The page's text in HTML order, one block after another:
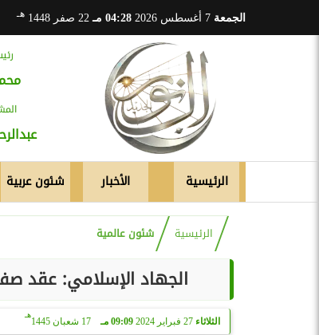
الجمعة 04:28 مـ 22 صفر 1448 هـ
الرئيسية الأخبار شئون عربية
الرئيسية شئون عالمية
الجهاد الإسلامي: عقد
الثلاثاء 27 فبراير 2024 09:09 مـ 17 شعبان 1445
هـ